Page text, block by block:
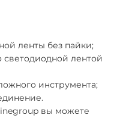
ленты без пайки;
светодиодной лентой
инструмента;
вы можете